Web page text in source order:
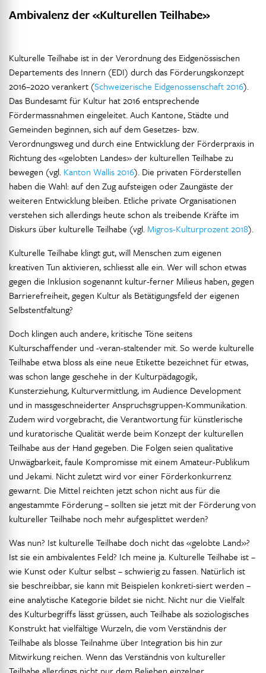
Ambivalenz der «Kulturellen Teilhabe»
Kulturelle Teilhabe ist in der Verordnung des Eidgenössischen
Departements des Innern (EDI) durch das Förderungskonzept
2016–2020 verankert (Schweizerische Eidgenossenschaft 2016).
Das Bundesamt für Kultur hat 2016 entsprechende
Fördermassnahmen eingeleitet. Auch Kantone, Städte und
Gemeinden beginnen, sich auf dem Gesetzes- bzw.
Verordnungsweg und durch eine Entwicklung der Förderpraxis in
Richtung des «gelobten Landes» der kulturellen Teilhabe zu
bewegen (vgl. Kanton Wallis 2016). Die privaten Förderstellen
haben die Wahl: auf den Zug aufsteigen oder Zaungäste der
weiteren Entwicklung bleiben. Etliche private Organisationen
verstehen sich allerdings heute schon als treibende Kräfte im
Diskurs über kulturelle Teilhabe (vgl. Migros-Kulturprozent 2018).
Kulturelle Teilhabe klingt gut, will Menschen zum eigenen
kreativen Tun aktivieren, schliesst alle ein. Wer will schon etwas
gegen die Inklusion sogenannt kultur-ferner Milieus haben, gegen
Barrierefreiheit, gegen Kultur als Betätigungsfeld der eigenen
Selbstentfaltung?
Doch klingen auch andere, kritische Töne seitens
Kulturschaffender und -veran-staltender mit. So werde kulturelle
Teilhabe etwa bloss als eine neue Etikette bezeichnet für etwas,
was schon lange geschehe in der Kulturpädagogik,
Kunsterziehung, Kulturvermittlung, im Audience Development
und in massgeschneiderter Anspruchsgruppen-Kommunikation.
Zudem wird vorgebracht, die Verantwortung für künstlerische
und kuratorische Qualität werde beim Konzept der kulturellen
Teilhabe aus der Hand gegeben. Die Folgen seien qualitative
Unwägbarkeit, faule Kompromisse mit einem Amateur-Publikum
und Jekami. Nicht zuletzt wird vor einer Förderkonkurrenz
gewarnt. Die Mittel reichten jetzt schon nicht aus für die
angestammte Förderung – sollten sie jetzt mit der Förderung von
kultureller Teilhabe noch mehr aufgesplittet werden?
Was nun? Ist kulturelle Teilhabe doch nicht das «gelobte Land»?
Ist sie ein ambivalentes Feld? Ich meine ja. Kulturelle Teilhabe ist –
wie Kunst oder Kultur selbst – schwierig zu fassen. Natürlich ist
sie beschreibbar, sie kann mit Beispielen konkreti-siert werden –
eine analytische Kategorie bildet sie nicht. Nicht nur die Vielfalt
des Kulturbegriffs lässt grüssen, auch Teilhabe als soziologisches
Konstrukt hat vielfältige Wurzeln, die vom Verständnis der
Teilhabe als blosse Teilnahme über Integration bis hin zur
Mitwirkung reichen. Wenn das Verständnis von kultureller